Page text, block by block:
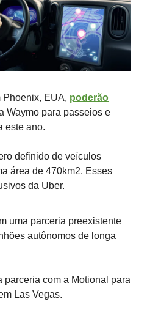
Phoenix, EUA, poderão
Waymo para passeios e
este ano.
definido de veículos
área de 470km2. Esses
da Uber.
uma parceria preexistente
autônomos de longa
parceria com a Motional para
Las Vegas.